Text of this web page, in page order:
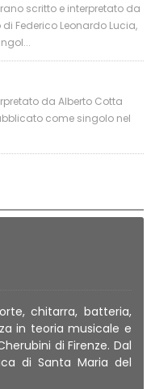
scritto e interpretato da
Federico Leonardo Lucia,
da Alberto Cotta
come singolo nel
chitarra, batteria,
in teoria musicale e
di Firenze. Dal
di Santa Maria del